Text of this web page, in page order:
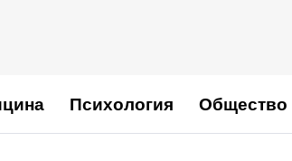
Психология Общество